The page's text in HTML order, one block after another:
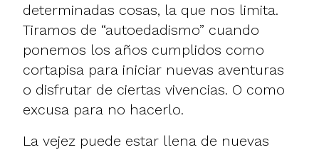
determinadas cosas, la que nos limita.
Tiramos de “autoedadismo” cuando
ponemos los años cumplidos como
cortapisa para iniciar nuevas aventuras
o disfrutar de ciertas vivencias. O como
excusa para no hacerlo.
La vejez puede estar llena de nuevas